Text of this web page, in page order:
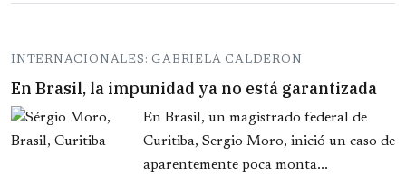
INTERNACIONALES: GABRIELA CALDERON
En Brasil, la impunidad ya no está garantizada
En Brasil, un magistrado federal de
Curitiba, Sergio Moro, inició un caso de
aparentemente poca monta...